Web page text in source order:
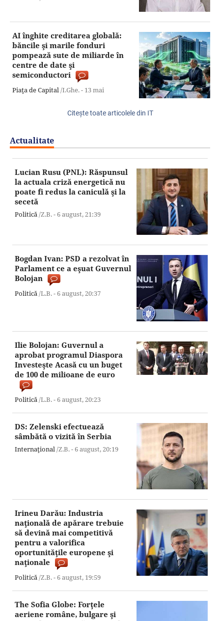
AI înghite creditarea globală:
băncile şi marile fonduri
pompează sute de miliarde în
centre de date şi
semiconductori
Piaţa de Capital/I.Ghe. - 13 mai
Citeşte toate articolele din IT
Actualitate
Lucian Rusu (PNL): Răspunsul
la actuala criză energetică nu
poate fi redus la caniculă şi la
secetă
Politică/Z.B. -6 august,21:39
Bogdan Ivan: PSD a rezolvat în
Parlament ce a eşuat Guvernul
Bolojan
Politică/L.B. -6 august,20:37
Ilie Bolojan: Guvernul a
aprobat programul Diaspora
Investeşte Acasă cu un buget
de 100 de milioane de euro
Politică/L.B. -6 august,20:23
DS: Zelenski efectuează
sâmbătă o vizită în Serbia
Internaţional/Z.B. -6 august,20:19
Irineu Darău: Industria
naţională de apărare trebuie
să devină mai competitivă
pentru a valorifica
oportunităţile europene şi
naţionale
Politică/Z.B. -6 august, 19:59
The Sofia Globe: Forţele
aeriene române, bulgare şi